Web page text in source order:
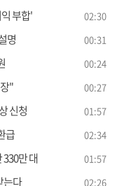
부합' 02:30
명 00:31
00:24
" 00:27
신청 01:57
급 02:34
330만 대 01:57
는다 02:26